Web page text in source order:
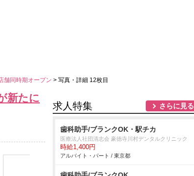
舗同時期オープン > 写真・詳細 12枚目
新たに
求人特集 さらに見る
歯科助手/ブランクOK・駅チカ
医療法人社団清志会 豪徳寺川村デンタルクリニック
時給1,400円
アルバイト・パート / 東京都